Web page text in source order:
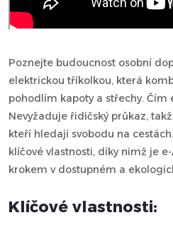
Poznejte budoucnost osobní
elektrickou tříkolkou, která
pohodlím kapoty a střechy. Čím
Nevyžaduje řidičský průkaz,
kteří hledají svobodu na
klíčové vlastnosti, díky nimž je
krokem v dostupném a
Klíčové vlastnosti: